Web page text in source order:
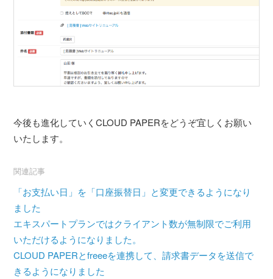
今後も進化していくCLOUD PAPERをどうぞ宜しくお願い
いたします。
関連記事
「お支払い日」を「口座振替日」と変更できるようになり
ました
エキスパートプランではクライアント数が無制限でご利用
いただけるようになりました。
CLOUD PAPERとfreeeを連携して、請求書データを送信で
きるようになりました